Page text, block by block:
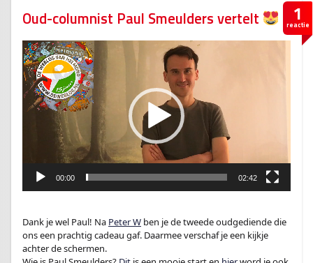
1
reactie
Oud-columnist Paul Smeulders vertelt
V
d
e
o
00:00 02:42
Dank je wel Paul! Na Peter W ben je de tweede oudgediende die
ons een prachtig cadeau gaf. Daarmee verschaf je een kijkje
achter de schermen.